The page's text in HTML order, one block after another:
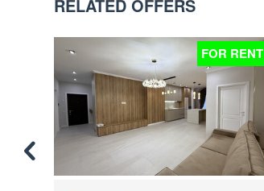
RELATED OFFERS
FOR RENT